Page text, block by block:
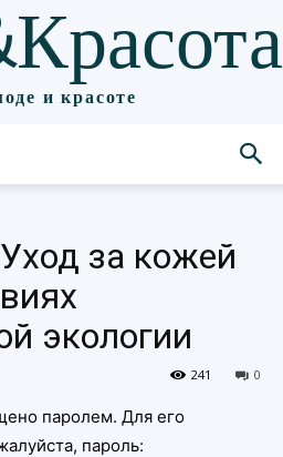
и красоте
за кожей
экологии
0
241
паролем. Для его
пароль: